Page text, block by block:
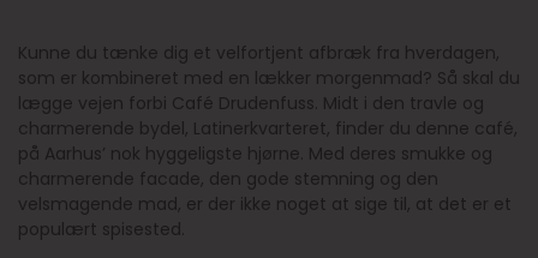
Kunne du tænke dig et velfortjent afbræk fra hverdagen,
som er kombineret med en lækker morgenmad? Så skal du
lægge vejen forbi Café Drudenfuss. Midt i den travle og
charmerende bydel, Latinerkvarteret, finder du denne café,
på Aarhus’ nok hyggeligste hjørne. Med deres smukke og
charmerende facade, den gode stemning og den
velsmagende mad, er der ikke noget at sige til, at det er et
populært spisested.